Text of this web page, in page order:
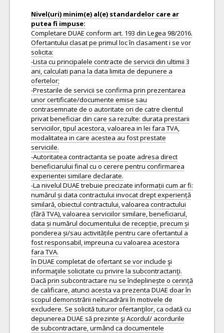
Nivel(uri) minim(e) al(e) standardelor care ar
Completare DUAE conform art. 193 din Legea 98/2016.
Ofertantului clasat pe primul loc în clasament i se vor
solicita:
-Lista cu principalele contracte de servicii din ultimii 3
ani, calculati pana la data limita de depunere a
ofertelor;
-Prestarile de servicii se confirma prin prezentarea
unor certificate/documente emise sau
contrasemnate de o autoritate ori de catre clientul
privat beneficiar din care sa rezulte: durata prestarii
serviciilor, tipul acestora, valoarea in lei fara TVA,
modalitatea in care acestea au fost prestate
serviciile.
-Autoritatea contractanta se poate adresa direct
beneficiarului final cu o cerere pentru confirmarea
experientei similare declarate.
-La nivelul DUAE trebuie precizate informații cum ar fi:
numărul și data contractului invocat drept experiență
similară, obiectul contractului, valoarea contractului
(fără TVA), valoarea serviciilor similare, beneficiarul,
data și numărul documentului de recepție, precum și
ponderea și/sau activitățile pentru care ofertantul a
fost responsabil, impreuna cu valoarea acestora
fara TVA.
în DUAE completat de ofertant se vor include şi
informaţiile solicitate cu privire la subcontractanţi.
Dacă prin subcontractare nu se îndeplinește o cerință
de calificare, atunci acesta va prezenta DUAE doar în
scopul demonstrării neîncadrării în motivele de
excludere. Se solicită tuturor ofertanţilor, ca odată cu
depunerea DUAE să prezinte şi Acordul/ acordurile
de subcontractare, urmând ca documentele